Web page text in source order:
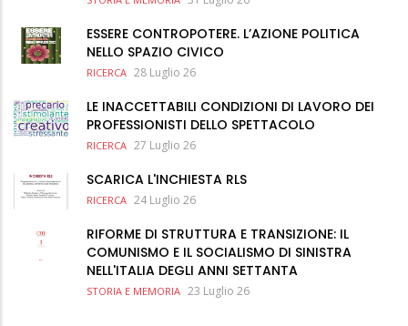
ESSERE CONTROPOTERE. L’AZIONE POLITICA
NELLO SPAZIO CIVICO
RICERCA 28 Luglio 26
LE INACCETTABILI CONDIZIONI DI LAVORO DEI
PROFESSIONISTI DELLO SPETTACOLO
RICERCA 27 Luglio 26
SCARICA L'INCHIESTA RLS
RICERCA 24 Luglio 26
RIFORME DI STRUTTURA E TRANSIZIONE: IL
COMUNISMO E IL SOCIALISMO DI SINISTRA
NELL'ITALIA DEGLI ANNI SETTANTA
STORIA E MEMORIA 23 Luglio 26